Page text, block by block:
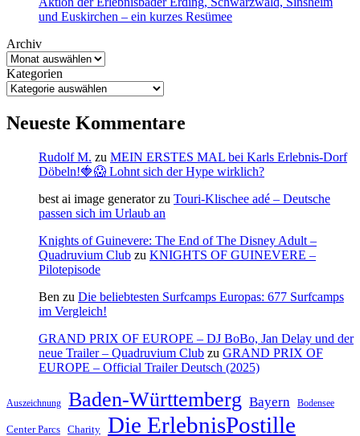
und Euskirchen – ein kurzes Resümee
Archiv
Kategorien
Neueste Kommentare
Rudolf M. zu MEIN ERSTES MAL bei Karls Erlebnis-Dorf
Döbeln!🍓😱 Lohnt sich der Hype wirklich?
best ai image generatorzu Touri-Klischee adé – Deutsche
passen sich im Urlaub an
Knights of Guinevere: The End of The Disney Adult –
Quadruvium Club zu KNIGHTS OF GUINEVERE –
Pilotepisode
Ben zu Die beliebtesten Surfcamps Europas: 677 Surfcamps
im Vergleich!
GRAND PRIX OF EUROPE – DJ BoBo, Jan Delay und der
neue Trailer – Quadruvium Club zu GRAND PRIX OF
EUROPE – Official Trailer Deutsch (2025)
Auszeichnung Baden-Württemberg Bayern Bodensee
Center Parcs Charity Die ErlebnisPostille